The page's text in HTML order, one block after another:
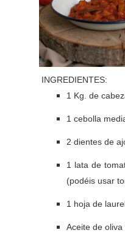
INGREDIENTES:
1 Kg. de
1 cebolla
2 dientes de
1 lata de
(podéis usar
1 hoja de
Aceite de